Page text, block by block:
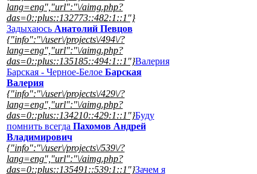
lang=eng","url":"\/aimg.php?
das=0::plus::132773::482:1::1"}
Задыхаюсь Анатолий Певцов
{"info":"\/user\/projects\/494\/?
lang=eng","url":"\/aimg.php?
das=0::plus::135185::494:1::1"}Валерия
Барская - Черное-Белое Барская
Валерия
{"info":"\/user\/projects\/429\/?
lang=eng","url":"\/aimg.php?
das=0::plus::134210::429:1::1"}Буду
помнить всегда Пахомов Андрей
Владимирович
{"info":"\/user\/projects\/539\/?
lang=eng","url":"\/aimg.php?
das=0::plus::135491::539:1::1"}Зачем я